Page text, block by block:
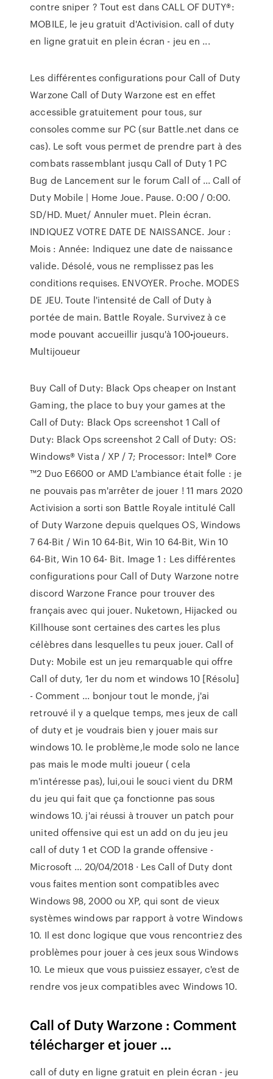
contre sniper ? Tout est dans CALL OF DUTY®:
MOBILE, le jeu gratuit d'Activision. call of duty
en ligne gratuit en plein écran - jeu en ...
Les différentes configurations pour Call of Duty
Warzone Call of Duty Warzone est en effet
accessible gratuitement pour tous, sur
consoles comme sur PC (sur Battle.net dans ce
cas). Le soft vous permet de prendre part à des
combats rassemblant jusqu Call of Duty 1 PC
Bug de Lancement sur le forum Call of ... Call of
Duty Mobile | Home Joue. Pause. 0:00 / 0:00.
SD/HD. Muet/ Annuler muet. Plein écran.
INDIQUEZ VOTRE DATE DE NAISSANCE. Jour :
Mois : Année: Indiquez une date de naissance
valide. Désolé, vous ne remplissez pas les
conditions requises. ENVOYER. Proche. MODES
DE JEU. Toute l'intensité de Call of Duty à
portée de main. Battle Royale. Survivez à ce
mode pouvant accueillir jusqu'à 100•joueurs.
Multijoueur
Buy Call of Duty: Black Ops cheaper on Instant
Gaming, the place to buy your games at the
Call of Duty: Black Ops screenshot 1 Call of
Duty: Black Ops screenshot 2 Call of Duty: OS:
Windows® Vista / XP / 7; Processor: Intel® Core
™2 Duo E6600 or AMD L'ambiance était folle : je
ne pouvais pas m'arrêter de jouer ! 11 mars 2020
Activision a sorti son Battle Royale intitulé Call
of Duty Warzone depuis quelques OS, Windows
7 64-Bit / Win 10 64-Bit, Win 10 64-Bit, Win 10
64-Bit, Win 10 64- Bit. Image 1 : Les différentes
configurations pour Call of Duty Warzone notre
discord Warzone France pour trouver des
français avec qui jouer. Nuketown, Hijacked ou
Killhouse sont certaines des cartes les plus
célèbres dans lesquelles tu peux jouer. Call of
Duty: Mobile est un jeu remarquable qui offre
Call of duty, 1er du nom et windows 10 [Résolu]
- Comment ... bonjour tout le monde, j'ai
retrouvé il y a quelque temps, mes jeux de call
of duty et je voudrais bien y jouer mais sur
windows 10. le problème,le mode solo ne lance
pas mais le mode multi joueur ( cela
m'intéresse pas), lui,oui le souci vient du DRM
du jeu qui fait que ça fonctionne pas sous
windows 10. j'ai réussi à trouver un patch pour
united offensive qui est un add on du jeu jeu
call of duty 1 et COD la grande offensive -
Microsoft ... 20/04/2018 · Les Call of Duty dont
vous faites mention sont compatibles avec
Windows 98, 2000 ou XP, qui sont de vieux
systèmes windows par rapport à votre Windows
10. Il est donc logique que vous rencontriez des
problèmes pour jouer à ces jeux sous Windows
10. Le mieux que vous puissiez essayer, c'est de
rendre vos jeux compatibles avec Windows 10.
Call of Duty Warzone : Comment
télécharger et jouer ...
call of duty en ligne gratuit en plein écran - jeu